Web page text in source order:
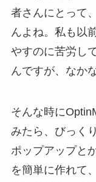
者さんにとって
んよね。私も以
やすのに苦労し
んですが、なか
そんな時に
みたら、びっく
ポップアップと
を簡単に作れて